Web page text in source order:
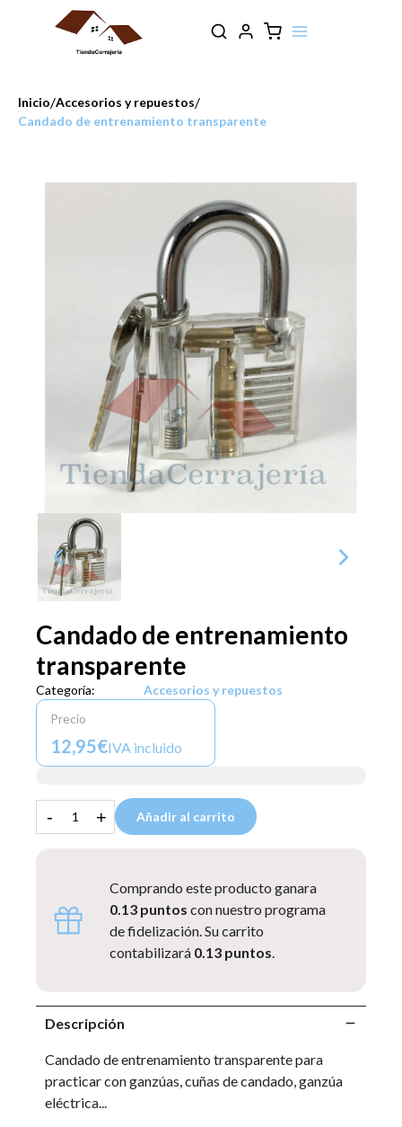
Inicio/Accesorios y repuestos/
Candado de entrenamiento transparente
Candado de entrenamiento
transparente
Categoría:
Accesorios y repuestos
Precio
12,95€IVA incluido
- + Añadir al carrito
Comprando este producto ganara
0.13 puntos con nuestro programa
de fidelización. Su carrito
contabilizará 0.13 puntos.
Descripción
Candado de entrenamiento transparente para
practicar con ganzúas, cuñas de candado, ganzúa
eléctrica...